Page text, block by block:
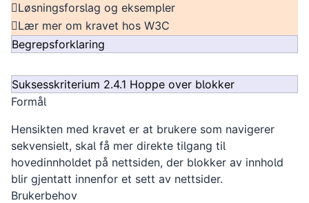
Løsningsforslag og eksempler
Lær mer om kravet hos W3C
Begrepsforklaring
Suksesskriterium 2.4.1 Hoppe over blokker
Formål
Hensikten med kravet er at brukere som navigerer
sekvensielt, skal få mer direkte tilgang til
hovedinnholdet på nettsiden, der blokker av innhold
blir gjentatt innenfor et sett av nettsider.
Brukerbehov